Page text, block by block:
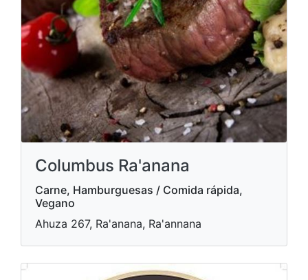
Columbus Ra'anana
Carne, Hamburguesas / Comida rápida,
Vegano
Ahuza 267, Ra'anana, Ra'annana